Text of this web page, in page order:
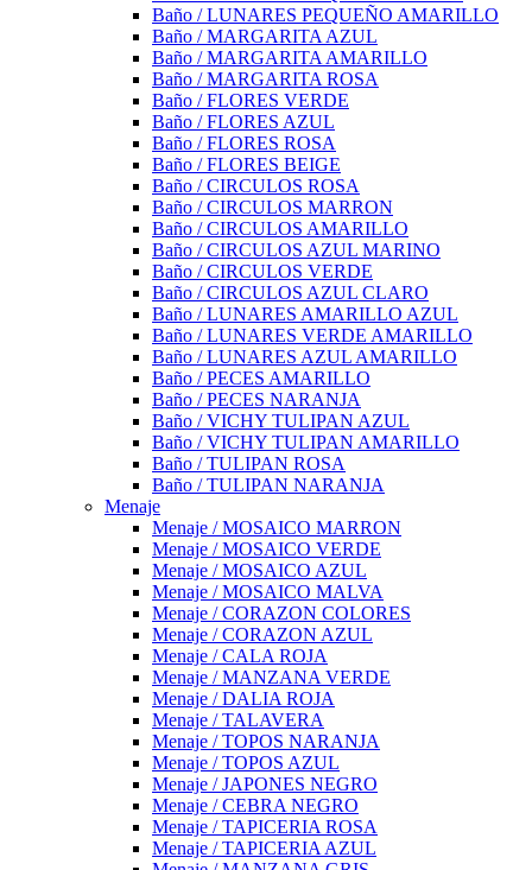
Baño / LUNARES PEQUEÑO AMARILLO
Baño / MARGARITA AZUL
Baño / MARGARITA AMARILLO
Baño / MARGARITA ROSA
Baño / FLORES VERDE
Baño / FLORES AZUL
Baño / FLORES ROSA
Baño / FLORES BEIGE
Baño / CIRCULOS ROSA
Baño / CIRCULOS MARRON
Baño / CIRCULOS AMARILLO
Baño / CIRCULOS AZUL MARINO
Baño / CIRCULOS VERDE
Baño / CIRCULOS AZUL CLARO
Baño / LUNARES AMARILLO AZUL
Baño / LUNARES VERDE AMARILLO
Baño / LUNARES AZUL AMARILLO
Baño / PECES AMARILLO
Baño / PECES NARANJA
Baño / VICHY TULIPAN AZUL
Baño / VICHY TULIPAN AMARILLO
Baño / TULIPAN ROSA
Baño / TULIPAN NARANJA
Menaje
Menaje / MOSAICO MARRON
Menaje / MOSAICO VERDE
Menaje / MOSAICO AZUL
Menaje / MOSAICO MALVA
Menaje / CORAZON COLORES
Menaje / CORAZON AZUL
Menaje / CALA ROJA
Menaje / MANZANA VERDE
Menaje / DALIA ROJA
Menaje / TALAVERA
Menaje / TOPOS NARANJA
Menaje / TOPOS AZUL
Menaje / JAPONES NEGRO
Menaje / CEBRA NEGRO
Menaje / TAPICERIA ROSA
Menaje / TAPICERIA AZUL